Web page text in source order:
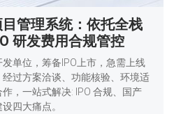
管理系统：依托全栈
研发费用合规管控
单位，筹备IPO上市，急需上线
过方案洽谈、功能核验、环境适
，一站式解决: IPO 合规、国产
四大痛点。